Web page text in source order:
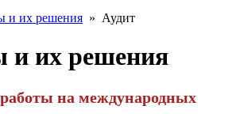
и их решения » Аудит
и их решения
на международных